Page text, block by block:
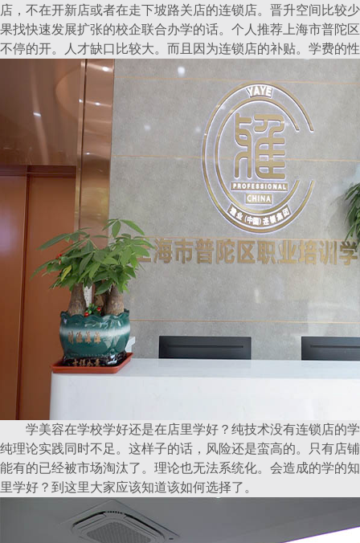
店，不在开新店或者在走下坡路关店的连锁店。晋升空间比较
果找快速发展扩张的校企联合办学的话。个人推荐上海市普陀
不停的开。人才缺口比较大。而且因为连锁店的补贴。学费的
学美容在学校学好还是在店里学好？纯技术没有连锁店的
纯理论实践同时不足。这样子的话，风险还是蛮高的。只有店
能有的已经被市场淘汰了。理论也无法系统化。会造成的学的
里学好？到这里大家应该知道该如何选择了。